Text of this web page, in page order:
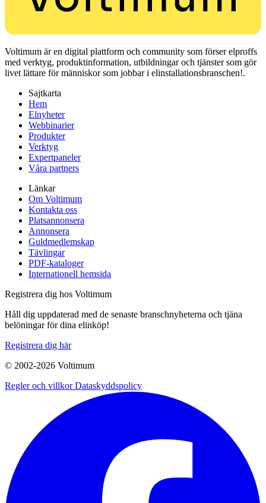
Voltimum är en digital plattform och community som förser elproffs
med verktyg, produktinformation, utbildningar och tjänster som gör
livet lättare för människor som jobbar i elinstallationsbranschen!.
Sajtkarta
Hem
Elnyheter
Webbinarier
Produkter
Verktyg
Expertpaneler
Våra partners
Länkar
Om Voltimum
Kontakta oss
Platsannonsera
Annonsera
Guldmedlemskap
Tävlingar
PDF-kataloger
Internationell hemsida
Registrera dig hos Voltimum
Håll dig uppdaterad med de senaste branschnyheterna och tjäna
belöningar för dina elinköp!
Registrera dig här
© 2002-2026 Voltimum
Regler och villkorDataskyddspolicy